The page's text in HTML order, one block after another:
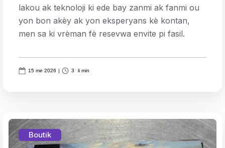
lakou ak teknoloji ki ede bay zanmi ak fanmi ou
yon bon akèy ak yon eksperyans kè kontan,
men sa ki vrèman fè resevwa envite pi fasil.
15 me 2026 | 3 li min
Boutik